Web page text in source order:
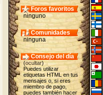
Foros favoritos
ninguno
Comunidades
ninguna
Consejo del día
(ocultar)
Puedes utilizar
etiquetas HTML en tus
mensajes o, si eres
miembro de pago,
puedes también hacer